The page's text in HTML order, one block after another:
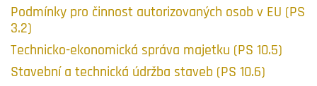
Podmínky pro činnost autorizovaných osob v EU (PS
3.2)
Technicko-ekonomická správa majetku (PS 10.5)
Stavební a technická údržba staveb (PS 10.6)